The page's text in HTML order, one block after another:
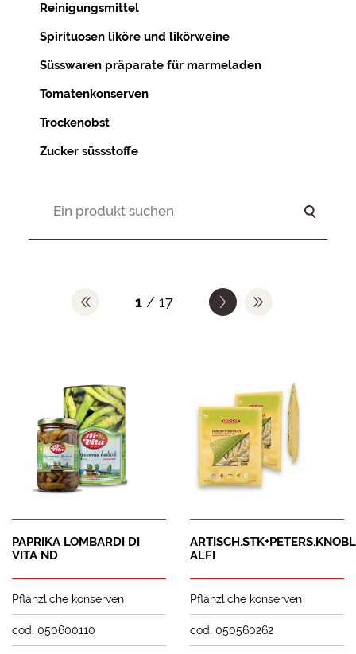
Reinigungsmittel
Spirituosen liköre und likörweine
Süsswaren präparate für marmeladen
Tomatenkonserven
Trockenobst
Zucker süssstoffe
1 / 17
PAPRIKA LOMBARDI DI
VITA ND
Pflanzliche konserven
cod. 050600110
ALFI
Pflanzliche konserven
cod. 050560262